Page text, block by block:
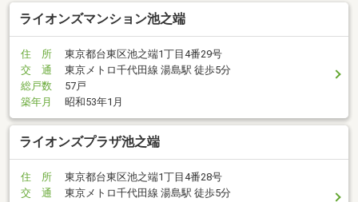
ライオンズマンション池之端
住 所
東京都台東区池之端1丁目4番29号
交 通
東京メトロ千代田線 湯島駅 徒歩5分
総戸数
57戸
築年月
昭和53年1月
ライオンズプラザ池之端
住 所
東京都台東区池之端1丁目4番28号
交 通
東京メトロ千代田線 湯島駅 徒歩5分